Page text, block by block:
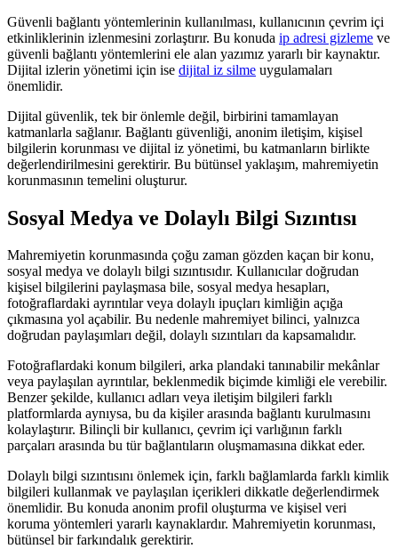
Güvenli bağlantı yöntemlerinin kullanılması, kullanıcının çevrim içi
etkinliklerinin izlenmesini zorlaştırır. Bu konuda ip adresi gizleme ve
güvenli bağlantı yöntemlerini ele alan yazımız yararlı bir kaynaktır.
Dijital izlerin yönetimi için ise dijital iz silme uygulamaları
önemlidir.
Dijital güvenlik, tek bir önlemle değil, birbirini tamamlayan
katmanlarla sağlanır. Bağlantı güvenliği, anonim iletişim, kişisel
bilgilerin korunması ve dijital iz yönetimi, bu katmanların birlikte
değerlendirilmesini gerektirir. Bu bütünsel yaklaşım, mahremiyetin
korunmasının temelini oluşturur.
Sosyal Medya ve Dolaylı Bilgi Sızıntısı
Mahremiyetin korunmasında çoğu zaman gözden kaçan bir konu,
sosyal medya ve dolaylı bilgi sızıntısıdır. Kullanıcılar doğrudan
kişisel bilgilerini paylaşmasa bile, sosyal medya hesapları,
fotoğraflardaki ayrıntılar veya dolaylı ipuçları kimliğin açığa
çıkmasına yol açabilir. Bu nedenle mahremiyet bilinci, yalnızca
doğrudan paylaşımları değil, dolaylı sızıntıları da kapsamalıdır.
Fotoğraflardaki konum bilgileri, arka plandaki tanınabilir mekânlar
veya paylaşılan ayrıntılar, beklenmedik biçimde kimliği ele verebilir.
Benzer şekilde, kullanıcı adları veya iletişim bilgileri farklı
platformlarda aynıysa, bu da kişiler arasında bağlantı kurulmasını
kolaylaştırır. Bilinçli bir kullanıcı, çevrim içi varlığının farklı
parçaları arasında bu tür bağlantıların oluşmamasına dikkat eder.
Dolaylı bilgi sızıntısını önlemek için, farklı bağlamlarda farklı kimlik
bilgileri kullanmak ve paylaşılan içerikleri dikkatle değerlendirmek
önemlidir. Bu konuda anonim profil oluşturma ve kişisel veri
koruma yöntemleri yararlı kaynaklardır. Mahremiyetin korunması,
bütünsel bir farkındalık gerektirir.